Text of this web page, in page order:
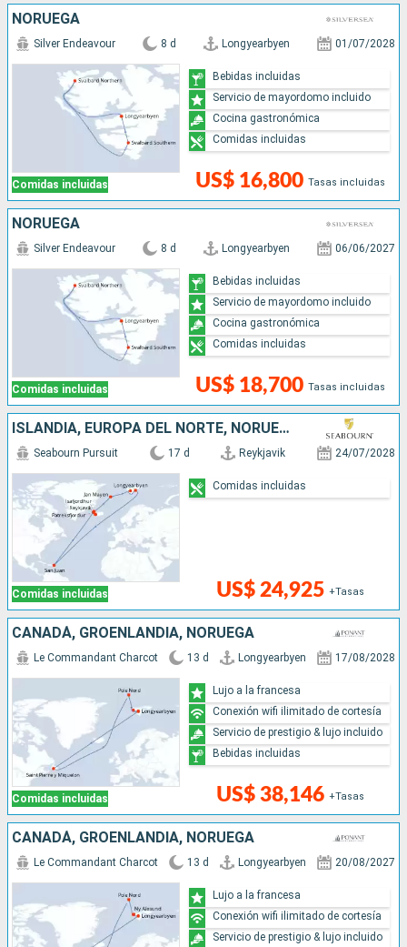
NORUEGA
Comidas incluidas
Silver Endeavour 8 d Longyearbyen 01/07/2028
US$ 16,800 Tasas incluidas
Bebidas incluidas
Servicio de mayordomo incluido
Cocina gastronómica
Comidas incluidas
NORUEGA
Comidas incluidas
Silver Endeavour 8 d Longyearbyen 06/06/2027
US$ 18,700 Tasas incluidas
Bebidas incluidas
Servicio de mayordomo incluido
Cocina gastronómica
Comidas incluidas
ISLANDIA, EUROPA DEL NORTE, NORUEGA, PUERTO RICO
Comidas incluidas
Seabourn Pursuit 17 d Reykjavik 24/07/2028
US$ 24,925 +Tasas
Comidas incluidas
CANADÁ, GROENLANDIA, NORUEGA
Comidas incluidas
Le Commandant Charcot 13 d Longyearbyen 17/08/2028
US$ 38,146 +Tasas
Lujo a la francesa
Conexión wifi ilimitado de cortesía
Servicio de prestigio & lujo incluido
Bebidas incluidas
CANADÁ, GROENLANDIA, NORUEGA
Le Commandant Charcot 13 d Longyearbyen 20/08/2027
Lujo a la francesa
Conexión wifi ilimitado de cortesía
Servicio de prestigio & lujo incluido